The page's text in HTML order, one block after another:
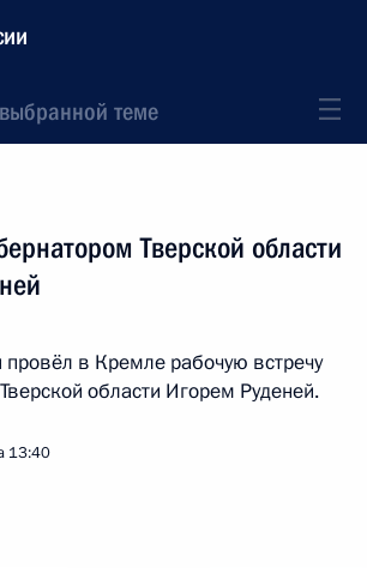
теме
Тверской области
в Кремле рабочую встречу
области Игорем Руденей.
13:40